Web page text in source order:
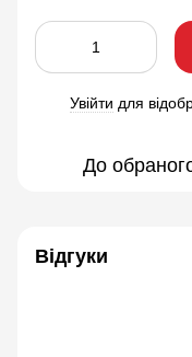
Увійти для
До
Відгуки